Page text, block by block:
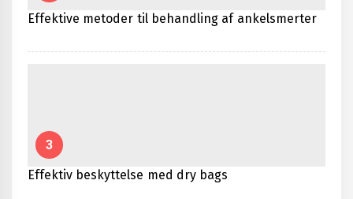
Effektive metoder til behandling af ankelsmerter
3
Effektiv beskyttelse med dry bags